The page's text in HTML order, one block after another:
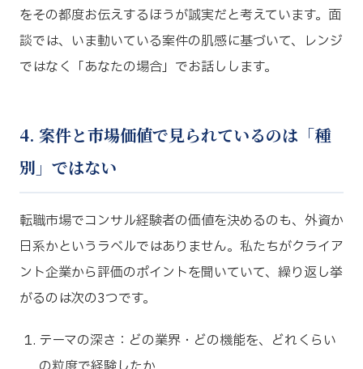
をその都度お伝えするほうが誠実だと考えています。面
談では、いま動いている案件の肌感に基づいて、レンジ
ではなく「あなたの場合」でお話しします。
4. 案件と市場価値で見られているのは「種
別」ではない
転職市場でコンサル経験者の価値を決めるのも、外資か
日系かというラベルではありません。私たちがクライア
ント企業から評価のポイントを聞いていて、繰り返し挙
がるのは次の3つです。
テーマの深さ：どの業界・どの機能を、どれくらい